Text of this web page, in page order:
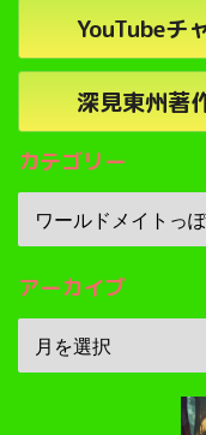
YouTubeチ
深見東州著
カテゴリー
アーカイブ